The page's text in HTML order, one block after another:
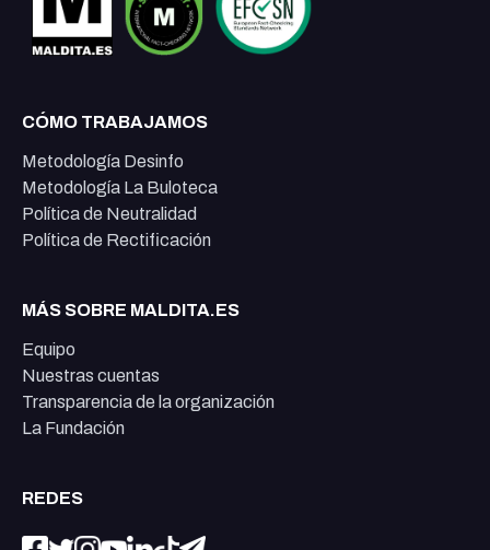
CÓMO TRABAJAMOS
Metodología Desinfo
Metodología La Buloteca
Política de Neutralidad
Política de Rectificación
MÁS SOBRE MALDITA.ES
Equipo
Nuestras cuentas
Transparencia de la organización
La Fundación
REDES